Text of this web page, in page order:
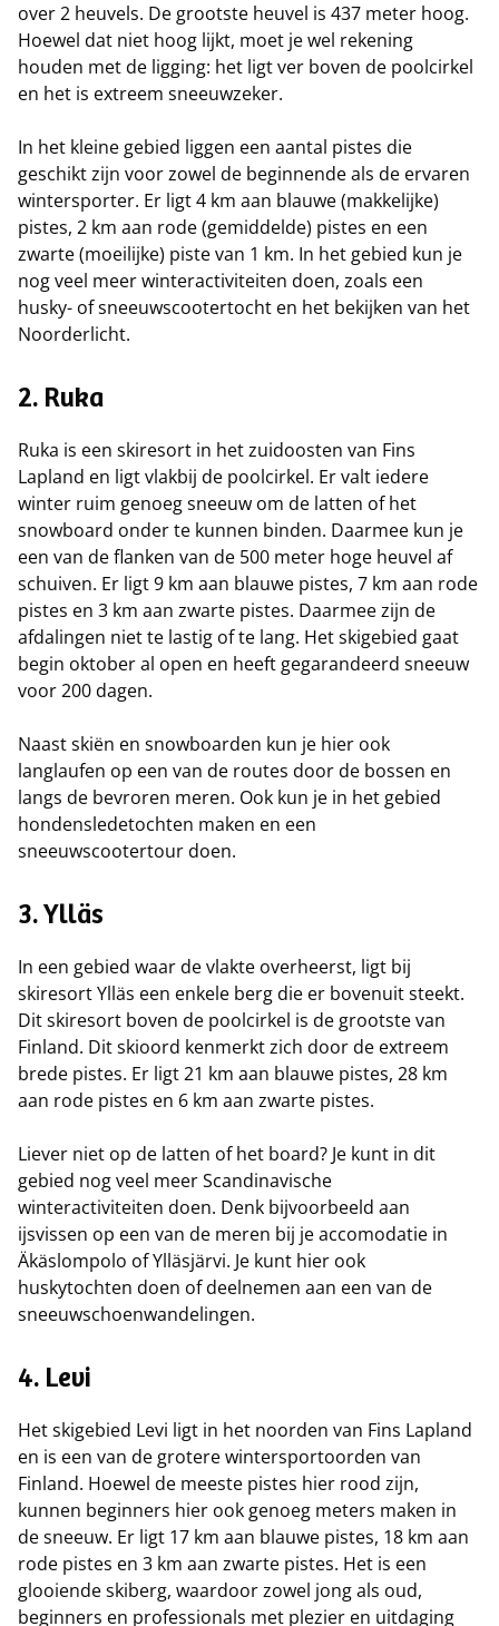
over 2 heuvels. De grootste heuvel is 437 meter hoog.
Hoewel dat niet hoog lijkt, moet je wel rekening
houden met de ligging: het ligt ver boven de poolcirkel
en het is extreem sneeuwzeker.
In het kleine gebied liggen een aantal pistes die
geschikt zijn voor zowel de beginnende als de ervaren
wintersporter. Er ligt 4 km aan blauwe (makkelijke)
pistes, 2 km aan rode (gemiddelde) pistes en een
zwarte (moeilijke) piste van 1 km. In het gebied kun je
nog veel meer winteractiviteiten doen, zoals een
husky- of sneeuwscootertocht en het bekijken van het
Noorderlicht.
2. Ruka
Ruka is een skiresort in het zuidoosten van Fins
Lapland en ligt vlakbij de poolcirkel. Er valt iedere
winter ruim genoeg sneeuw om de latten of het
snowboard onder te kunnen binden. Daarmee kun je
een van de flanken van de 500 meter hoge heuvel af
schuiven. Er ligt 9 km aan blauwe pistes, 7 km aan rode
pistes en 3 km aan zwarte pistes. Daarmee zijn de
afdalingen niet te lastig of te lang. Het skigebied gaat
begin oktober al open en heeft gegarandeerd sneeuw
voor 200 dagen.
Naast skiën en snowboarden kun je hier ook
langlaufen op een van de routes door de bossen en
langs de bevroren meren. Ook kun je in het gebied
hondensledetochten maken en een
sneeuwscootertour doen.
3. Ylläs
In een gebied waar de vlakte overheerst, ligt bij
skiresort Ylläs een enkele berg die er bovenuit steekt.
Dit skiresort boven de poolcirkel is de grootste van
Finland. Dit skioord kenmerkt zich door de extreem
brede pistes. Er ligt 21 km aan blauwe pistes, 28 km
aan rode pistes en 6 km aan zwarte pistes.
Liever niet op de latten of het board? Je kunt in dit
gebied nog veel meer Scandinavische
winteractiviteiten doen. Denk bijvoorbeeld aan
ijsvissen op een van de meren bij je accomodatie in
Äkäslompolo of Ylläsjärvi. Je kunt hier ook
huskytochten doen of deelnemen aan een van de
sneeuwschoenwandelingen.
4. Levi
Het skigebied Levi ligt in het noorden van Fins Lapland
en is een van de grotere wintersportoorden van
Finland. Hoewel de meeste pistes hier rood zijn,
kunnen beginners hier ook genoeg meters maken in
de sneeuw. Er ligt 17 km aan blauwe pistes, 18 km aan
rode pistes en 3 km aan zwarte pistes. Het is een
glooiende skiberg, waardoor zowel jong als oud,
beginners en professionals met plezier en uitdaging